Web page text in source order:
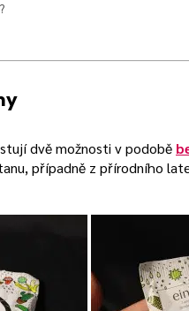
dvě možnosti v podobě
případně z přírodního